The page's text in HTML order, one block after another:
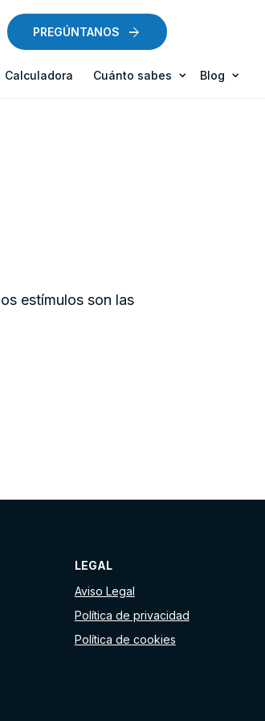
PREGÚNTANOS
Calculadora Cuánto sabes Blog
estímulos son las
LEGAL
Aviso Legal
Política de privacidad
Política de cookies